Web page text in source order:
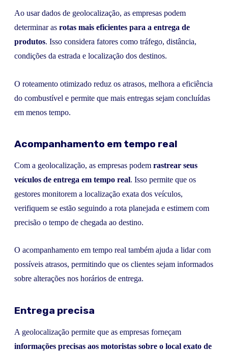
Ao usar dados de geolocalização, as empresas podem
determinar as rotas mais eficientes para a entrega de
produtos. Isso considera fatores como tráfego, distância,
condições da estrada e localização dos destinos.
O roteamento otimizado reduz os atrasos, melhora a eficiência
do combustível e permite que mais entregas sejam concluídas
em menos tempo.
Acompanhamento em tempo real
Com a geolocalização, as empresas podem rastrear seus
veículos de entrega em tempo real. Isso permite que os
gestores monitorem a localização exata dos veículos,
verifiquem se estão seguindo a rota planejada e estimem com
precisão o tempo de chegada ao destino.
O acompanhamento em tempo real também ajuda a lidar com
possíveis atrasos, permitindo que os clientes sejam informados
sobre alterações nos horários de entrega.
Entrega precisa
A geolocalização permite que as empresas forneçam
informações precisas aos motoristas sobre o local exato de